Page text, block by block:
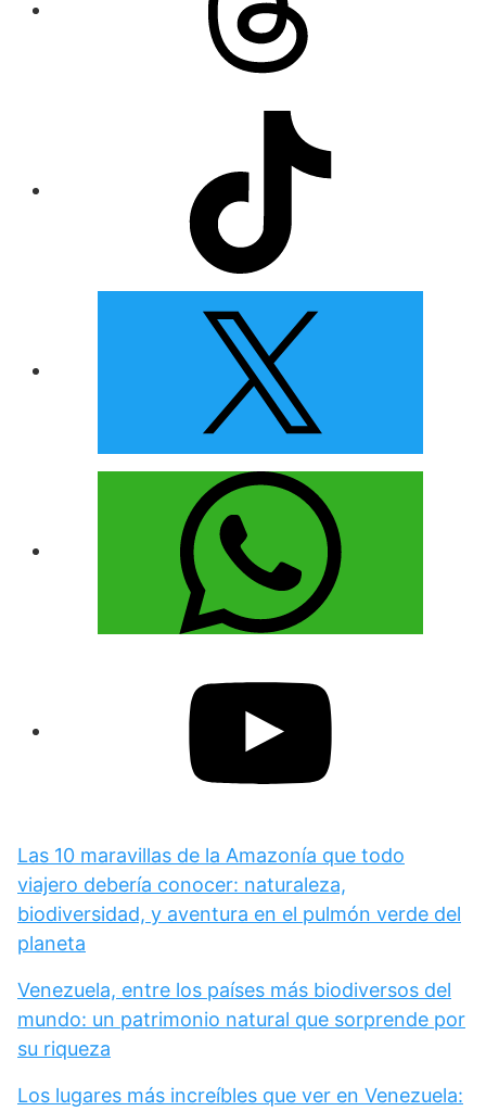
Las 10 maravillas de la Amazonía que todo
viajero debería conocer: naturaleza,
biodiversidad, y aventura en el pulmón verde del
planeta
Venezuela, entre los países más biodiversos del
mundo: un patrimonio natural que sorprende por
su riqueza
Los lugares más increíbles que ver en Venezuela: